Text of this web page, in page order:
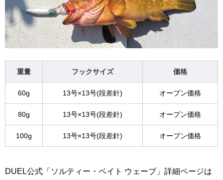
重量 フックサイズ 価格
60g 13号×13号(段差針) オープン価格
80g 13号×13号(段差針) オープン価格
100g 13号×13号(段差針) オープン価格
DUEL公式「ソルティー・ベイト ウェーブ」詳細ページは